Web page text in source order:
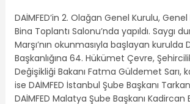
DAİMFED’in 2. Olağan Genel Kurulu,
Bina Toplantı Salonu’nda yapıldı. Saygı
Marşı’nın okunmasıyla başlayan kurulda
Başkanlığına 64. Hükümet Çevre,
Değişikliği Bakanı Fatma Güldemet Sarı,
ise DAİMFED İstanbul Şube Başkanı
DAİMFED Malatya Şube Başkanı Kadircan